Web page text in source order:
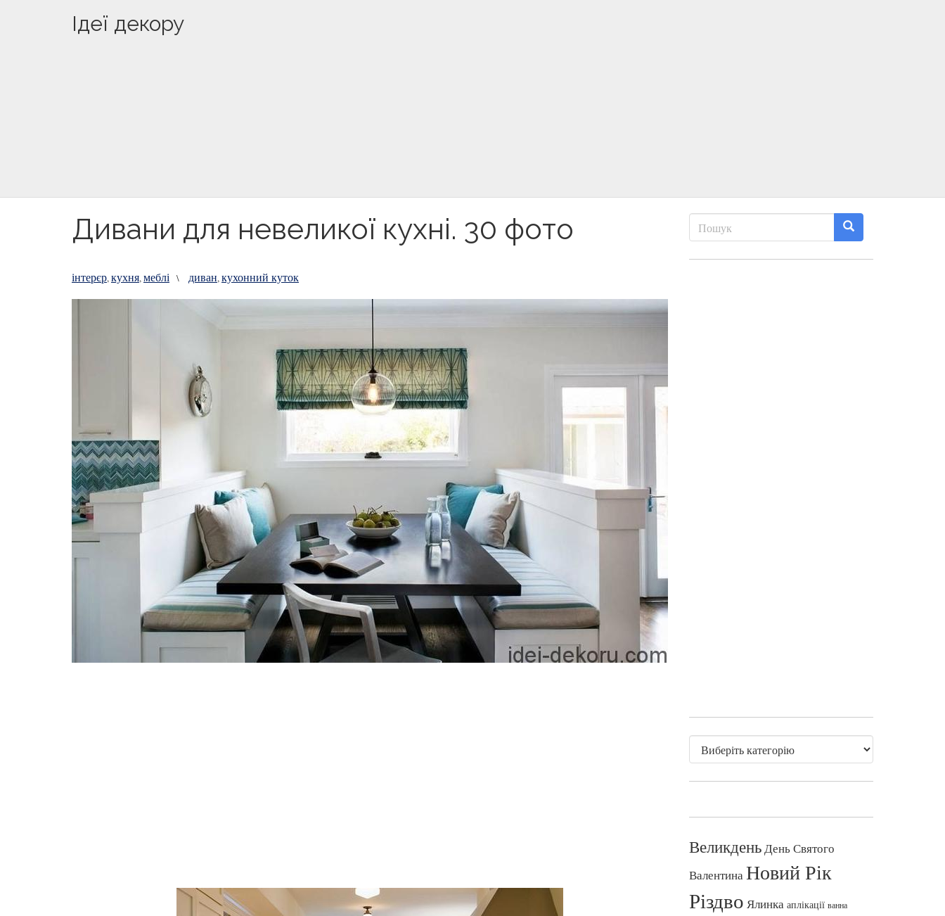
Ідеї декору
Дивани для невеликої кухні. 30 фото
інтерєр,кухня,меблі \ диван,кухонний куток
ВеликденьДень Святого
ВалентинаНовий Рік
Різдво Ялинка аплікації ванна